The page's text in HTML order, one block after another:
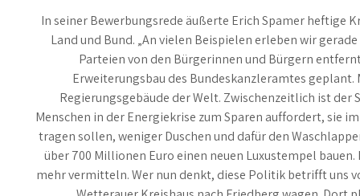
In seiner Bewerbungsrede äußerte Erich Spamer heftige
Land und Bund. „An vielen Beispielen erleben wir
Parteien von den Bürgerinnen und Bürgern
Erweiterungsbau des Bundeskanzleramtes
Regierungsgebäude der Welt. Zwischenzeitlich ist
Menschen in der Energiekrise zum Sparen auffordert, sie
tragen sollen, weniger Duschen und dafür den
über 700 Millionen Euro einen neuen Luxustempel
mehr vermitteln. Wer nun denkt, diese Politik betrifft uns